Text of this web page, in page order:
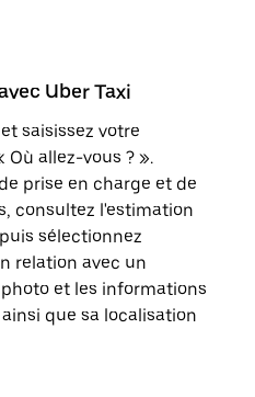
Uber Taxi
saisissez votre
Où allez-vous ? ».
prise en charge et de
consultez l'estimation
sélectionnez
relation avec un
et les informations
que sa localisation